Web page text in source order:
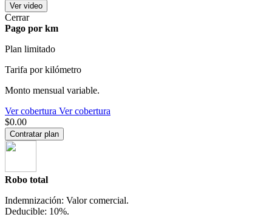
Ver video
Cerrar
Pago por km
Plan limitado
Tarifa por kilómetro
Monto mensual variable.
Ver cobertura Ver cobertura
$0.00
Contratar plan
Robo total
Indemnización: Valor comercial.
Deducible: 10%.